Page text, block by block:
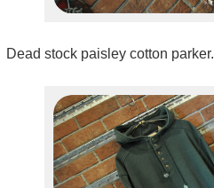
Dead stock paisley cotton parker.